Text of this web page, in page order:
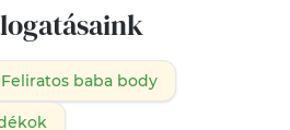
Feliratos baba body